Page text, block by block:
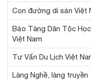
Con đường di sản Việt
Bảo Tàng Dân Tộc Học
Việt Nam
Tư Vấn Du Lịch Việt
Làng Nghề, làng truyền